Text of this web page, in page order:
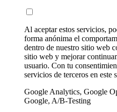
Al aceptar estos servicios,
forma anónima el
dentro de nuestro sitio web
sitio web y mejorar
usuario. Con tu
servicios de terceros en este
Google Analytics, Google
Google, A/B-Testing